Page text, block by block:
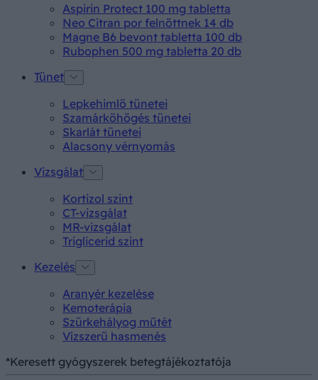
Aspirin Protect 100 mg tabletta
Neo Citran por felnőttnek 14 db
Magne B6 bevont tabletta 100 db
Rubophen 500 mg tabletta 20 db
Tünet
Lepkehimlő tünetei
Szamárköhögés tünetei
Skarlát tünetei
Alacsony vérnyomás
Vizsgálat
Kortizol szint
CT-vizsgálat
MR-vizsgálat
Triglicerid szint
Kezelés
Aranyér kezelése
Kemoterápia
Szürkehályog műtét
Vízszerű hasmenés
*Keresett gyógyszerek betegtájékoztatója